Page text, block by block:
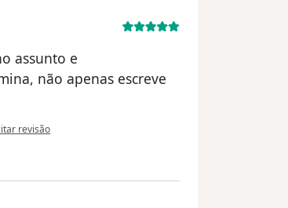
assunto e
não apenas escreve
do utilizador Maria Rita Wulff
revisão